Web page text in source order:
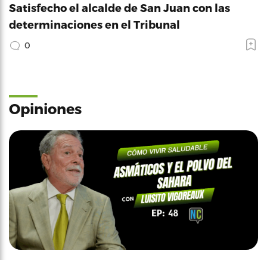
Satisfecho el alcalde de San Juan con las
determinaciones en el Tribunal
0
Opiniones